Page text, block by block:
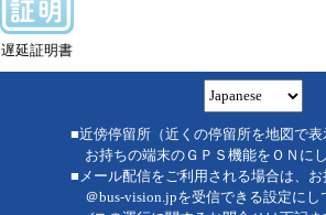
遅延証明書
■近傍停留所（近くの停留所を地図で表
お持ちの端末のＧＰＳ機能をＯＮにし
■メール配信をご利用される場合は、お
＠bus-vision.jpを受信できる設定にし